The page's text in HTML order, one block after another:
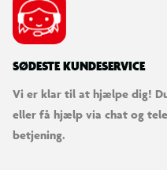
SØDESTE KUNDESERVICE
Vi er klar til at hjælpe dig!
eller få hjælp via chat og
betjening.